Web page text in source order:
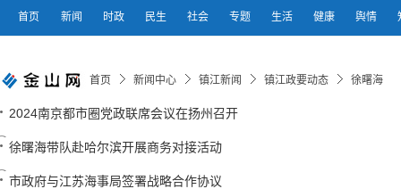
首页 新闻 时政 民生 社会 专题 生活 健康 舆情
首页 新闻中心 镇江新闻 镇江政要动态 徐曙海
2024南京都市圈党政联席会议在扬州召开
徐曙海带队赴哈尔滨开展商务对接活动
市政府与江苏海事局签署战略合作协议